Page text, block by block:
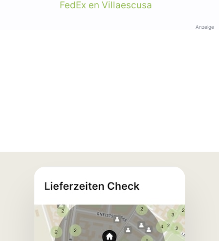
FedEx en Villaescusa
Anzeige